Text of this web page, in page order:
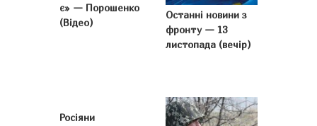
є» — Порошенко
(Відео)
Останні новини з
фронту — 13
листопада (вечір)
Росіяни